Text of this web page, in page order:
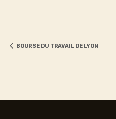
BOURSE DU TRAVAIL DE LYON